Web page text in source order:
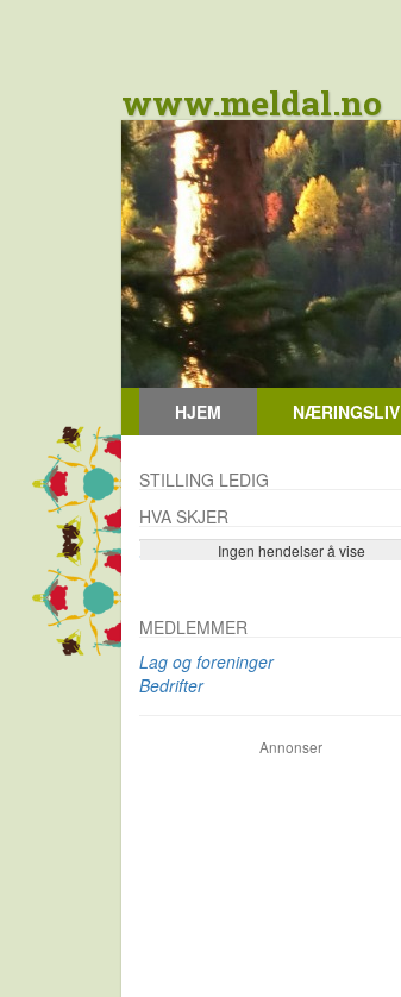
www.meldal.no
HJEM NÆRINGSLIV
STILLING LEDIG
HVA SKJER
Ingen hendelser å vise
Se flere…
MEDLEMMER
Lag og foreninger
Bedrifter
Annonser